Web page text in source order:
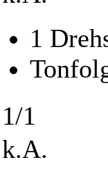
1
1/1
k.A.